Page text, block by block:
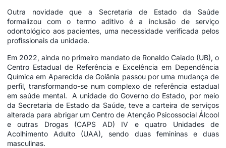
Outra novidade que a Secretaria de Estado da Saúde
formalizou com o termo aditivo é a inclusão de serviço
odontológico aos pacientes, uma necessidade verificada pelos
profissionais da unidade.
Em 2022, ainda no primeiro mandato de Ronaldo Caiado (UB), o
Centro Estadual de Referência e Excelência em Dependência
Química em Aparecida de Goiânia passou por uma mudança de
perfil, transformando-se num complexo de referência estadual
em saúde mental.
A unidade do Governo do Estado, por meio
da Secretaria de Estado da Saúde, teve a carteira de serviços
alterada para abrigar um Centro de Atenção Psicossocial Álcool
e outras Drogas (CAPS AD) IV e quatro Unidades de
Acolhimento Adulto (UAA), sendo duas femininas e duas
masculinas.